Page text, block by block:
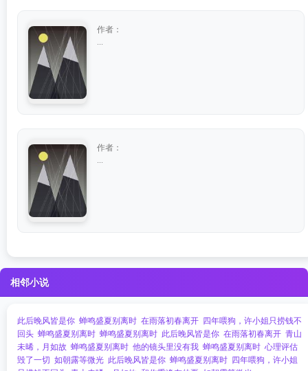
作者：
作者：
相邻小说
此后晚风皆是你 蝉鸣盛夏别离时 在雨落初春离开 四年喂狗，许小姐只捞钱不
回头 蝉鸣盛夏别离时 蝉鸣盛夏别离时 此后晚风皆是你 在雨落初春离开 青山
未晞，月如故 蝉鸣盛夏别离时 他的镜头里没有我 蝉鸣盛夏别离时 心理评估
毁了一切 如朝露等微光 此后晚风皆是你 蝉鸣盛夏别离时 四年喂狗，许小姐